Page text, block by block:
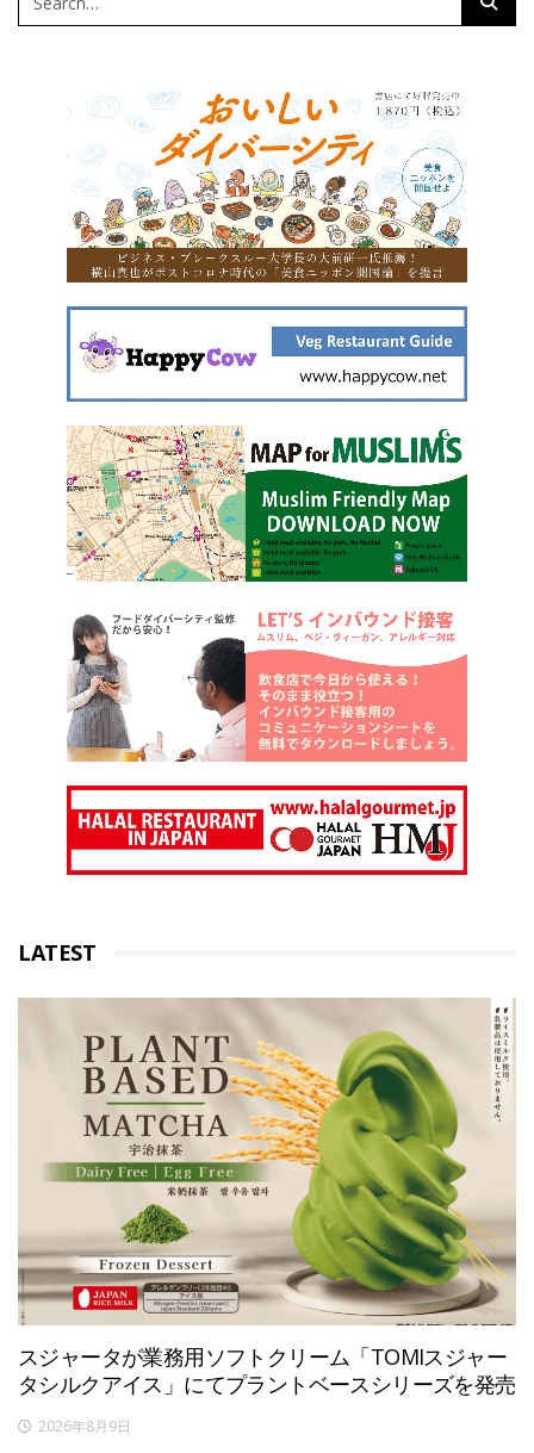
LATEST
スジャータが業務用ソフトクリーム「TOMIスジャー
タシルクアイス」にてプラントベースシリーズを発売
2026年8月9日